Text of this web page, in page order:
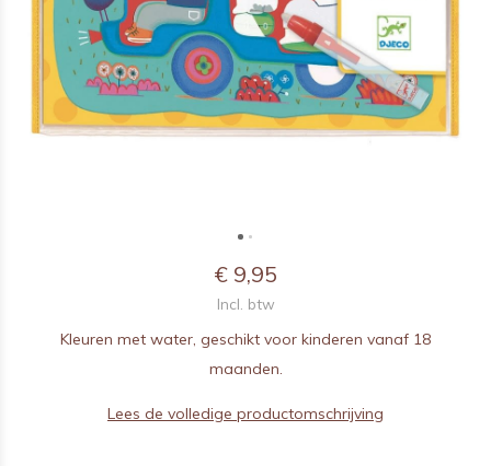
€ 9,95
Incl. btw
Kleuren met water, geschikt voor kinderen vanaf 18
maanden.
Lees de volledige productomschrijving